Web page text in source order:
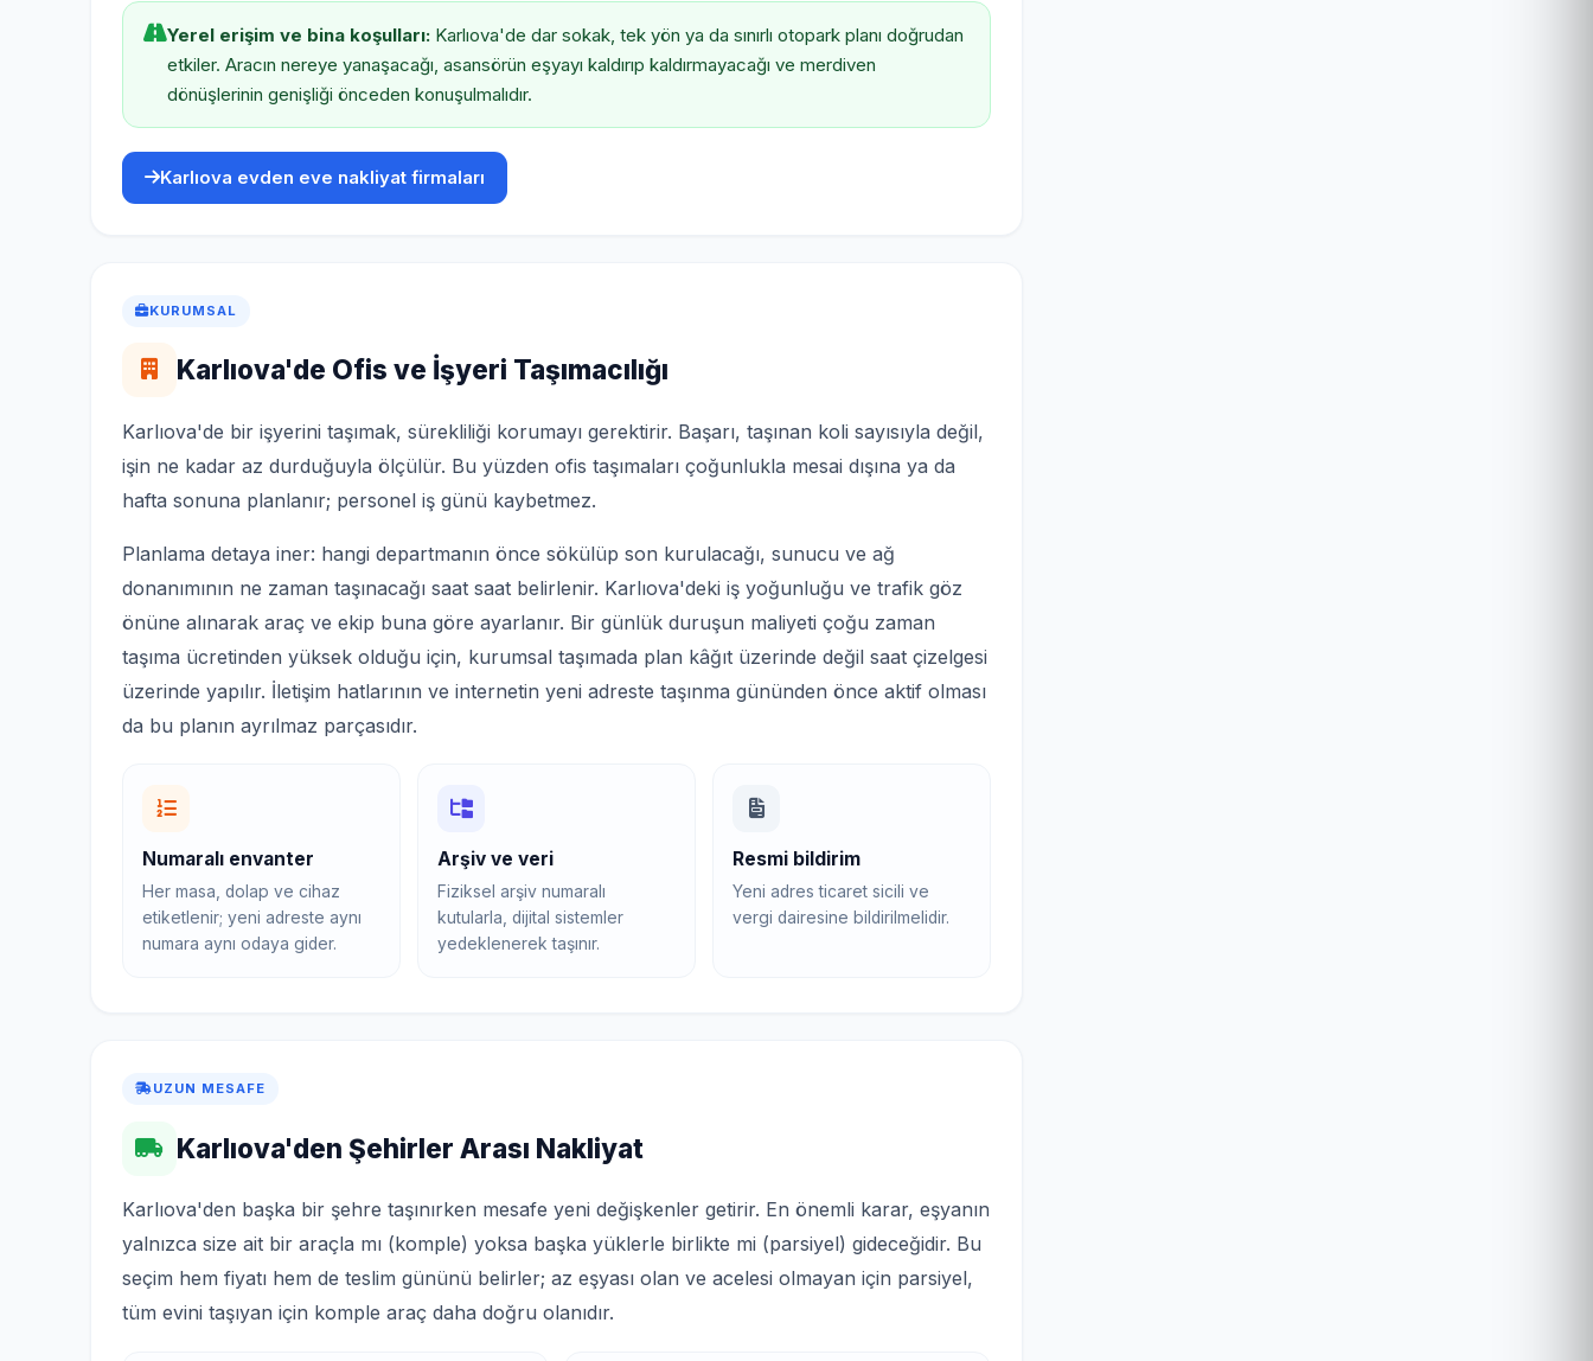
Yerel erişim ve bina koşulları: Karlıova'de dar sokak, tek yön ya da sınırlı otopark planı doğrudan
etkiler. Aracın nereye yanaşacağı, asansörün eşyayı kaldırıp kaldırmayacağı ve merdiven
dönüşlerinin genişliği önceden konuşulmalıdır.
Karlıova evden eve nakliyat firmaları
KURUMSAL
Karlıova'de Ofis ve İşyeri Taşımacılığı
Karlıova'de bir işyerini taşımak, sürekliliği korumayı gerektirir. Başarı, taşınan koli sayısıyla değil,
işin ne kadar az durduğuyla ölçülür. Bu yüzden ofis taşımaları çoğunlukla mesai dışına ya da
hafta sonuna planlanır; personel iş günü kaybetmez.
Planlama detaya iner: hangi departmanın önce sökülüp son kurulacağı, sunucu ve ağ
donanımının ne zaman taşınacağı saat saat belirlenir. Karlıova'deki iş yoğunluğu ve trafik göz
önüne alınarak araç ve ekip buna göre ayarlanır. Bir günlük duruşun maliyeti çoğu zaman
taşıma ücretinden yüksek olduğu için, kurumsal taşımada plan kâğıt üzerinde değil saat çizelgesi
üzerinde yapılır. İletişim hatlarının ve internetin yeni adreste taşınma gününden önce aktif olması
da bu planın ayrılmaz parçasıdır.
Numaralı envanter
Her masa, dolap ve cihaz
etiketlenir; yeni adreste aynı
numara aynı odaya gider.
Arşiv ve veri
Fiziksel arşiv numaralı
kutularla, dijital sistemler
yedeklenerek taşınır.
Resmi bildirim
Yeni adres ticaret sicili ve
vergi dairesine bildirilmelidir.
UZUN MESAFE
Karlıova'den Şehirler Arası Nakliyat
Karlıova'den başka bir şehre taşınırken mesafe yeni değişkenler getirir. En önemli karar, eşyanın
yalnızca size ait bir araçla mı (komple) yoksa başka yüklerle birlikte mi (parsiyel) gideceğidir. Bu
seçim hem fiyatı hem de teslim gününü belirler; az eşyası olan ve acelesi olmayan için parsiyel,
tüm evini taşıyan için komple araç daha doğru olanıdır.